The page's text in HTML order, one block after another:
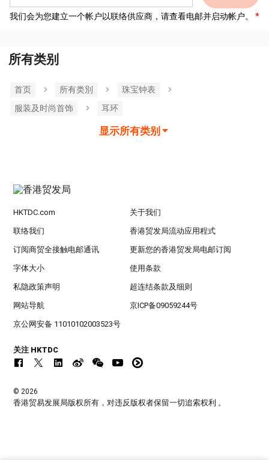
我们会为您建立一个帐户以联络供应商，请查看电邮并启动帐户。
所有类别
首页 所有类別
珠宝钟表
服装及时尚首饰
耳环
显示所有类别
HKTDC.com 关于我们
联络我们 香港贸发局流动应用程式
订阅商贸全接触电邮通讯 更新您的香港贸发局电邮订阅
字体大小 使用条款
私隐政策声明 超连结条款及细则
网站导航 京ICP备09059244号
京公网安备 11010102003523号
关注 HKTDC
© 2026
香港贸易发展局版权所有，对违反版权者保留一切追索权利 。